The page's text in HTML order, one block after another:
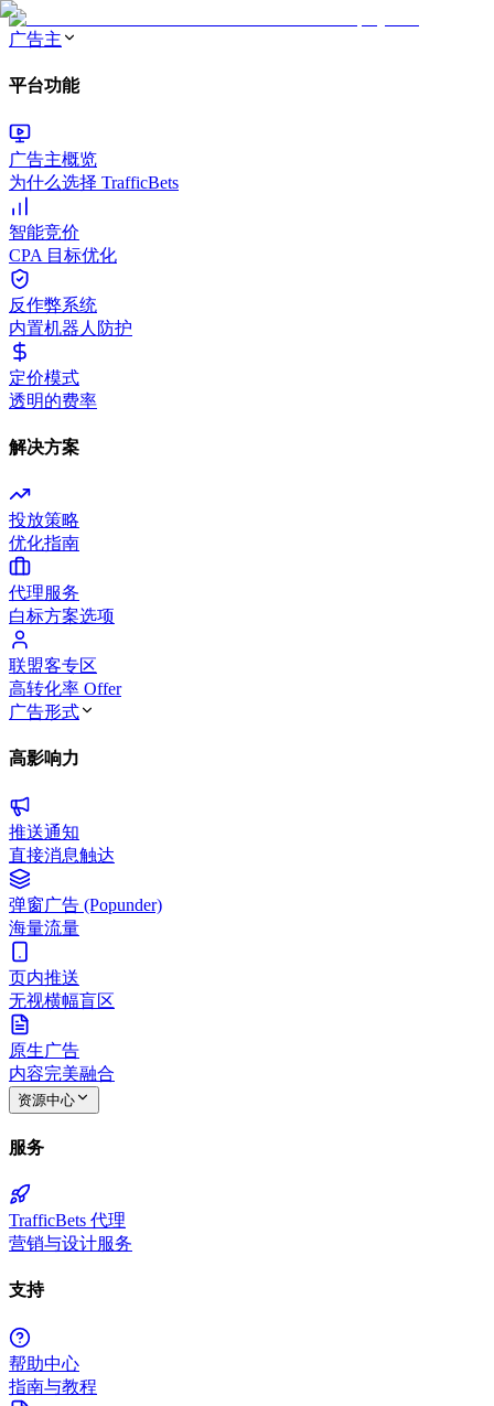
广告主
平台功能
广告主概览
为什么选择 TrafficBets
智能竞价
CPA 目标优化
反作弊系统
内置机器人防护
定价模式
透明的费率
解决方案
投放策略
优化指南
代理服务
白标方案选项
联盟客专区
高转化率 Offer
广告形式
高影响力
推送通知
直接消息触达
弹窗广告 (Popunder)
海量流量
页内推送
无视横幅盲区
原生广告
内容完美融合
资源中心
服务
TrafficBets 代理
营销与设计服务
支持
帮助中心
指南与教程